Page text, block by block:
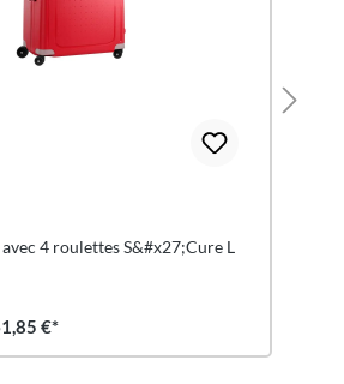
4 roulettes S&#x27;Cure L
€*